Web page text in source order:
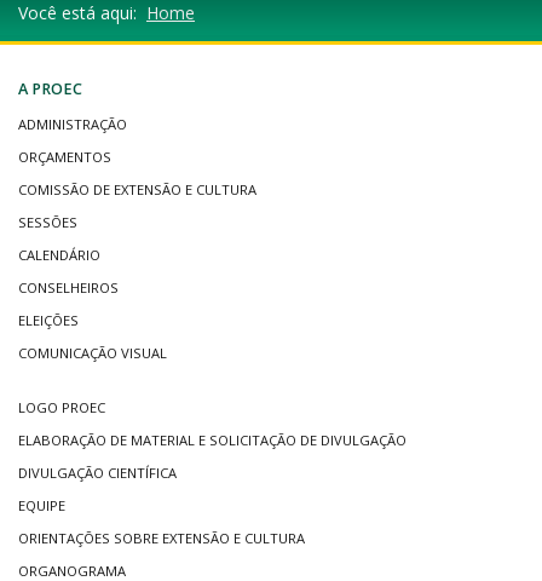
Você está aqui: Home
A PROEC
ADMINISTRAÇÃO
ORÇAMENTOS
COMISSÃO DE EXTENSÃO E CULTURA
SESSÕES
CALENDÁRIO
CONSELHEIROS
ELEIÇÕES
COMUNICAÇÃO VISUAL
LOGO PROEC
ELABORAÇÃO DE MATERIAL E SOLICITAÇÃO DE DIVULGAÇÃO
DIVULGAÇÃO CIENTÍFICA
EQUIPE
ORIENTAÇÕES SOBRE EXTENSÃO E CULTURA
ORGANOGRAMA